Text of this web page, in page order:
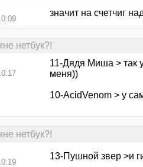
значит на счетчиг
нетбук?!
11-Дядя Миша > так
меня))
10-AcidVenom > у
нетбук?!
13-Пушной звер >и